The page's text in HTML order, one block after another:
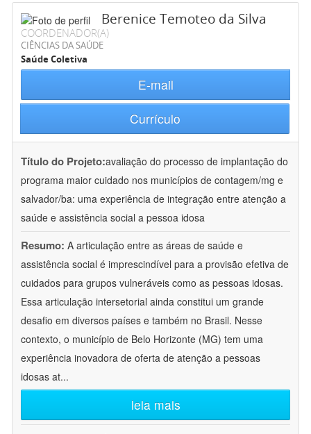
Berenice Temoteo da Silva
COORDENADOR(A)
CIÊNCIAS DA SAÚDE
Saúde Coletiva
E-mail
Currículo
Título do Projeto:avaliação do processo de implantação do
programa maior cuidado nos municípios de contagem/mg e
salvador/ba: uma experiência de integração entre atenção a
saúde e assistência social a pessoa idosa
Resumo: A articulação entre as áreas de saúde e
assistência social é imprescindível para a provisão efetiva de
cuidados para grupos vulneráveis como as pessoas idosas.
Essa articulação intersetorial ainda constitui um grande
desafio em diversos países e também no Brasil. Nesse
contexto, o município de Belo Horizonte (MG) tem uma
experiência inovadora de oferta de atenção a pessoas
idosas at...
leia mais